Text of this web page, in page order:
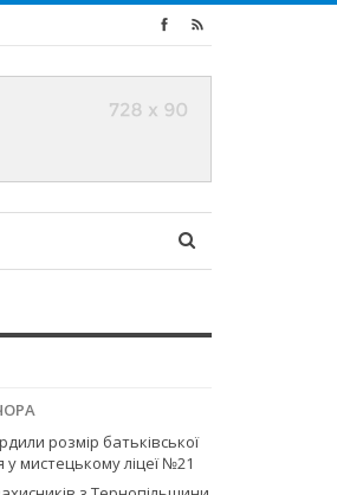
розмір батьківської
мистецькому ліцеї №21